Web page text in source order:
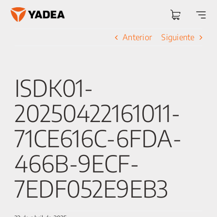
Saltar
Anterior Siguiente
ISDK01-
20250422161011-
71CE616C-6FDA-
466B-9ECF-
7EDF052E9EB3